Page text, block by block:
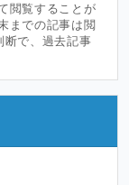
閲覧することが
までの記事は閲
断で、過去記事